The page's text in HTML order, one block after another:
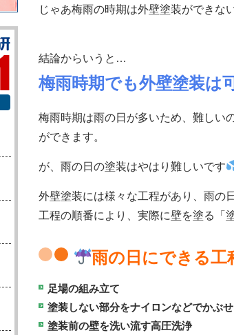
じゃあ梅雨の時期は外壁塗装ができな
結論からいうと…
梅雨時期でも外壁塗装は
梅雨時期は雨の日が多いため、難しい
ができます。
が、雨の日の塗装はやはり難しいです
外壁塗装には様々な工程があり、雨の
工程の順番により、実際に壁を塗る「
雨の日にできる工
足場の組み立て
塗装しない部分をナイロンなどでかぶ
塗装前の壁を洗い流す高圧洗浄